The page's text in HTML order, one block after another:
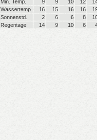
Min. Temp.
9 9 10 12
Wassertemp.
16 15 16 16
Sonnenstd.
2 6 6 8
Regentage
14 9 10 6